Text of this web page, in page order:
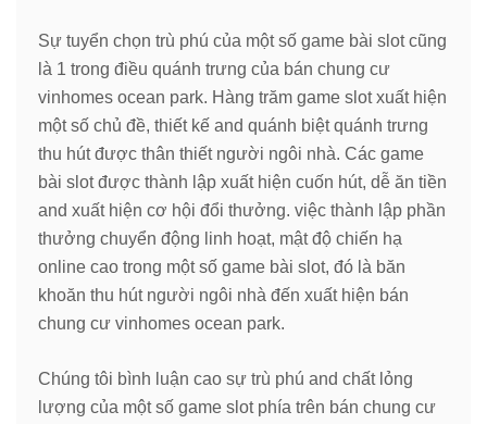
Sự tuyển chọn trù phú của một số game bài slot cũng
là 1 trong điều quánh trưng của bán chung cư
vinhomes ocean park. Hàng trăm game slot xuất hiện
một số chủ đề, thiết kế and quánh biệt quánh trưng
thu hút được thân thiết người ngôi nhà. Các game
bài slot được thành lập xuất hiện cuốn hút, dễ ăn tiền
and xuất hiện cơ hội đổi thưởng. việc thành lập phần
thưởng chuyển động linh hoạt, mật độ chiến hạ
online cao trong một số game bài slot, đó là băn
khoăn thu hút người ngôi nhà đến xuất hiện bán
chung cư vinhomes ocean park.
Chúng tôi bình luận cao sự trù phú and chất lỏng
lượng của một số game slot phía trên bán chung cư